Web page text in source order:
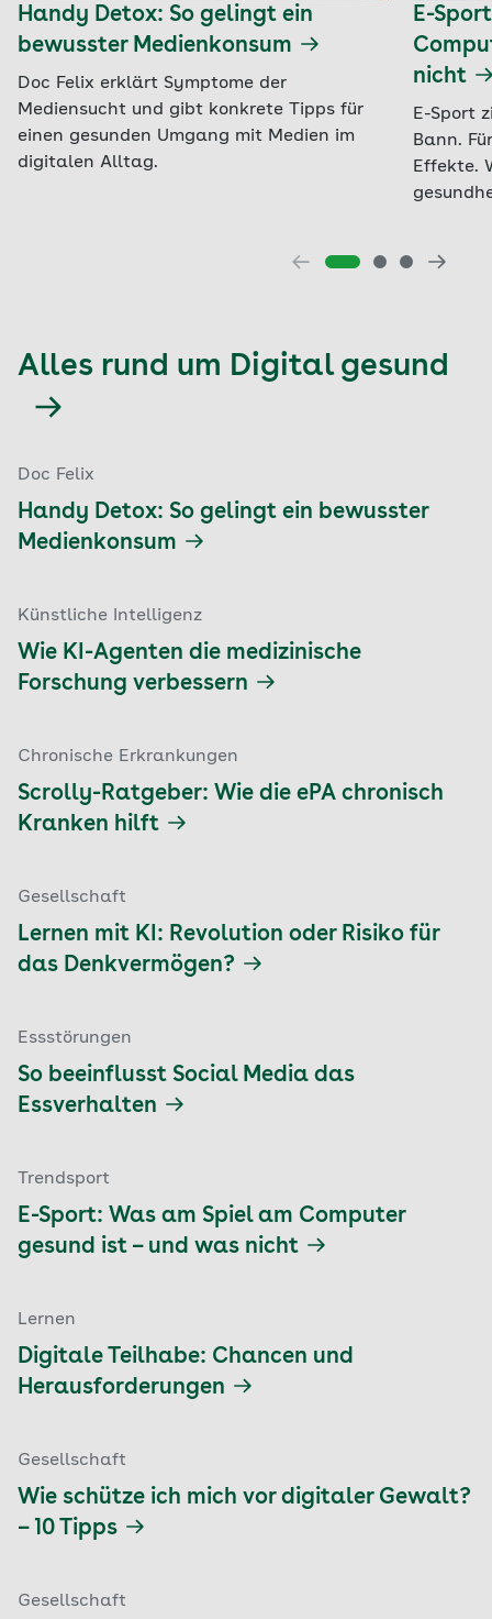
Handy Detox: So gelingt ein
bewusster Medienkonsum
Doc Felix erklärt Symptome der
Mediensucht und gibt konkrete Tipps für
einen gesunden Umgang mit Medien im
digitalen Alltag.
E-
nicht
E-Sport
Bann.
Effekte.
Alles rund um Digital gesund
Doc Felix
Handy Detox: So gelingt ein bewusster
Medienkonsum
Künstliche Intelligenz
Wie KI-Agenten die medizinische
Forschung verbessern
Chronische Erkrankungen
Scrolly-Ratgeber: Wie die ePA chronisch
Kranken hilft
Gesellschaft
Lernen mit KI: Revolution oder Risiko für
das Denkvermögen?
Essstörungen
So beeinflusst Social Media das
Essverhalten
Trendsport
E-Sport: Was am Spiel am Computer
gesund ist – und was nicht
Lernen
Digitale Teilhabe: Chancen und
Herausforderungen
Gesellschaft
Wie schütze ich mich vor digitaler Gewalt?
– 10 Tipps
Gesellschaft